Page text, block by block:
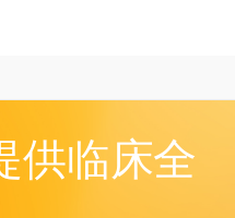
供临床全
感兴趣的领域:
生殖健康
遗传病和罕见病